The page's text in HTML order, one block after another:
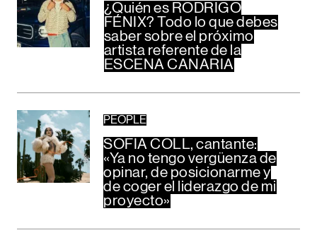
¿Quién es RODRIGO
FÉNIX? Todo lo que debes
saber sobre el próximo
artista referente de la
ESCENA CANARIA
PEOPLE
SOFIA COLL, cantante:
«Ya no tengo vergüenza de
opinar, de posicionarme y
de coger el liderazgo de mi
proyecto»